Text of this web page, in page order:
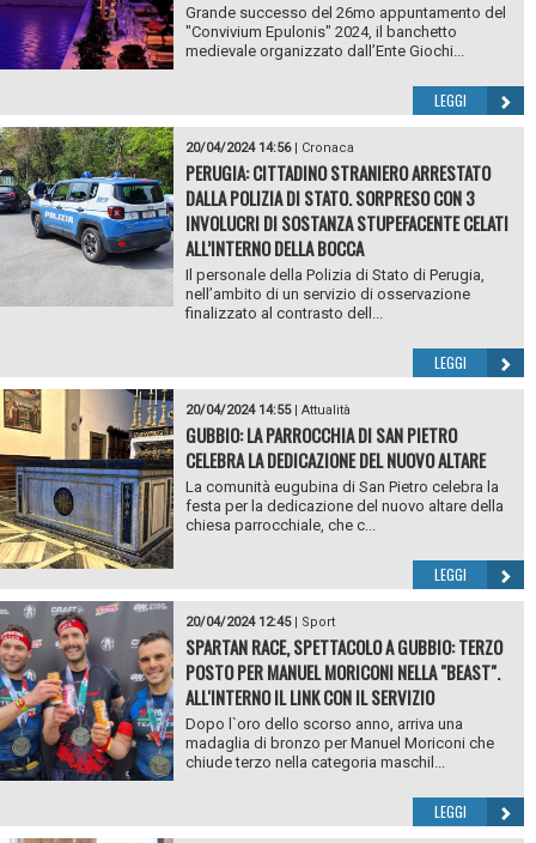
Grande successo del 26mo appuntamento del
"Convivium Epulonis" 2024, il banchetto
medievale organizzato dall’Ente Giochi...
LEGGI
20/04/2024 14:56| Cronaca
PERUGIA: CITTADINO STRANIERO ARRESTATO
DALLA POLIZIA DI STATO. SORPRESO CON 3
INVOLUCRI DI SOSTANZA STUPEFACENTE CELATI
ALL’INTERNO DELLA BOCCA
Il personale della Polizia di Stato di Perugia,
nell’ambito di un servizio di osservazione
finalizzato al contrasto dell...
LEGGI
20/04/2024 14:55| Attualità
GUBBIO: LA PARROCCHIA DI SAN PIETRO
CELEBRA LA DEDICAZIONE DEL NUOVO ALTARE
La comunità eugubina di San Pietro celebra la
festa per la dedicazione del nuovo altare della
chiesa parrocchiale, che c...
LEGGI
20/04/2024 12:45| Sport
SPARTAN RACE, SPETTACOLO A GUBBIO: TERZO
POSTO PER MANUEL MORICONI NELLA "BEAST".
ALL'INTERNO IL LINK CON IL SERVIZIO
Dopo l`oro dello scorso anno, arriva una
madaglia di bronzo per Manuel Moriconi che
chiude terzo nella categoria maschil...
LEGGI